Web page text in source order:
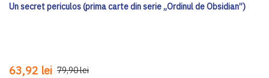
Un secret periculos (prima carte din serie „Ordinul de Obsidian”)
63,92 lei 79,90 lei